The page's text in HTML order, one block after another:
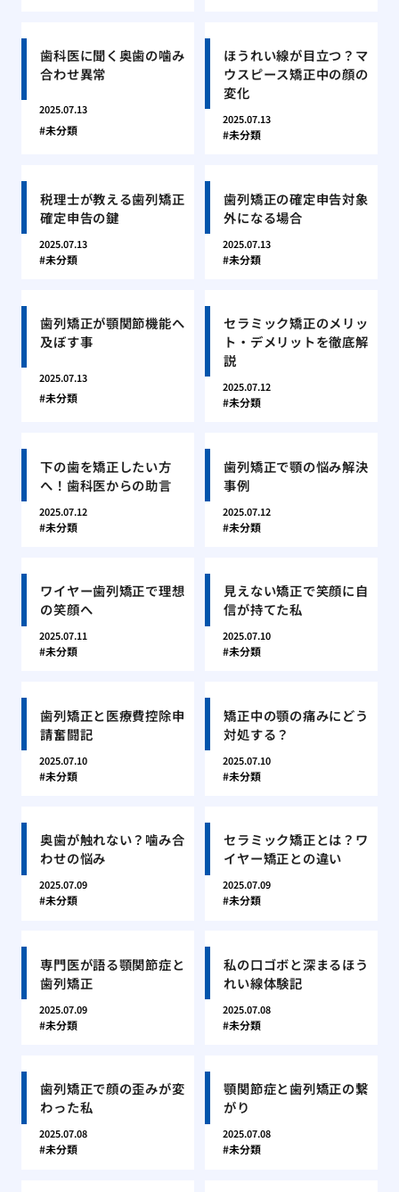
歯科医に聞く奥歯の噛み
合わせ異常
2025.07.13
未分類
ほうれい線が目立つ？マ
ウスピース矯正中の顔の
変化
2025.07.13
未分類
税理士が教える歯列矯正
確定申告の鍵
2025.07.13
未分類
歯列矯正の確定申告対象
外になる場合
2025.07.13
未分類
歯列矯正が顎関節機能へ
及ぼす事
2025.07.13
未分類
セラミック矯正のメリッ
ト・デメリットを徹底解
説
2025.07.12
未分類
下の歯を矯正したい方
へ！歯科医からの助言
2025.07.12
未分類
歯列矯正で顎の悩み解決
事例
2025.07.12
未分類
ワイヤー歯列矯正で理想
の笑顔へ
2025.07.11
未分類
見えない矯正で笑顔に自
信が持てた私
2025.07.10
未分類
歯列矯正と医療費控除申
請奮闘記
2025.07.10
未分類
矯正中の顎の痛みにどう
対処する？
2025.07.10
未分類
奥歯が触れない？噛み合
わせの悩み
2025.07.09
未分類
セラミック矯正とは？ワ
イヤー矯正との違い
2025.07.09
未分類
専門医が語る顎関節症と
歯列矯正
2025.07.09
未分類
私の口ゴボと深まるほう
れい線体験記
2025.07.08
未分類
歯列矯正で顔の歪みが変
わった私
2025.07.08
未分類
顎関節症と歯列矯正の繋
がり
2025.07.08
未分類